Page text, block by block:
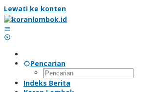
Lewati ke konten
Pencarian
Indeks Berita